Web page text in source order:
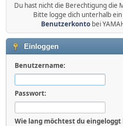
Du hast nicht die Berechtigung die
Bitte logge dich unterhalb
Benutzerkontobei
Einloggen
Benutzername:
Passwort:
Wie lang möchtest du eingeloggt